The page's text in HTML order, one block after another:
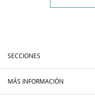
SECCIONES
MÁS INFORMACIÓN